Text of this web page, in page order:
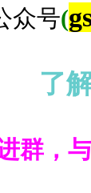
众号(
了
群，